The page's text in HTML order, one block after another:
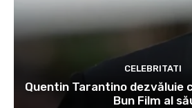
CELEBRITATI
Quentin Tarantino dezvăluie
Bun Film al